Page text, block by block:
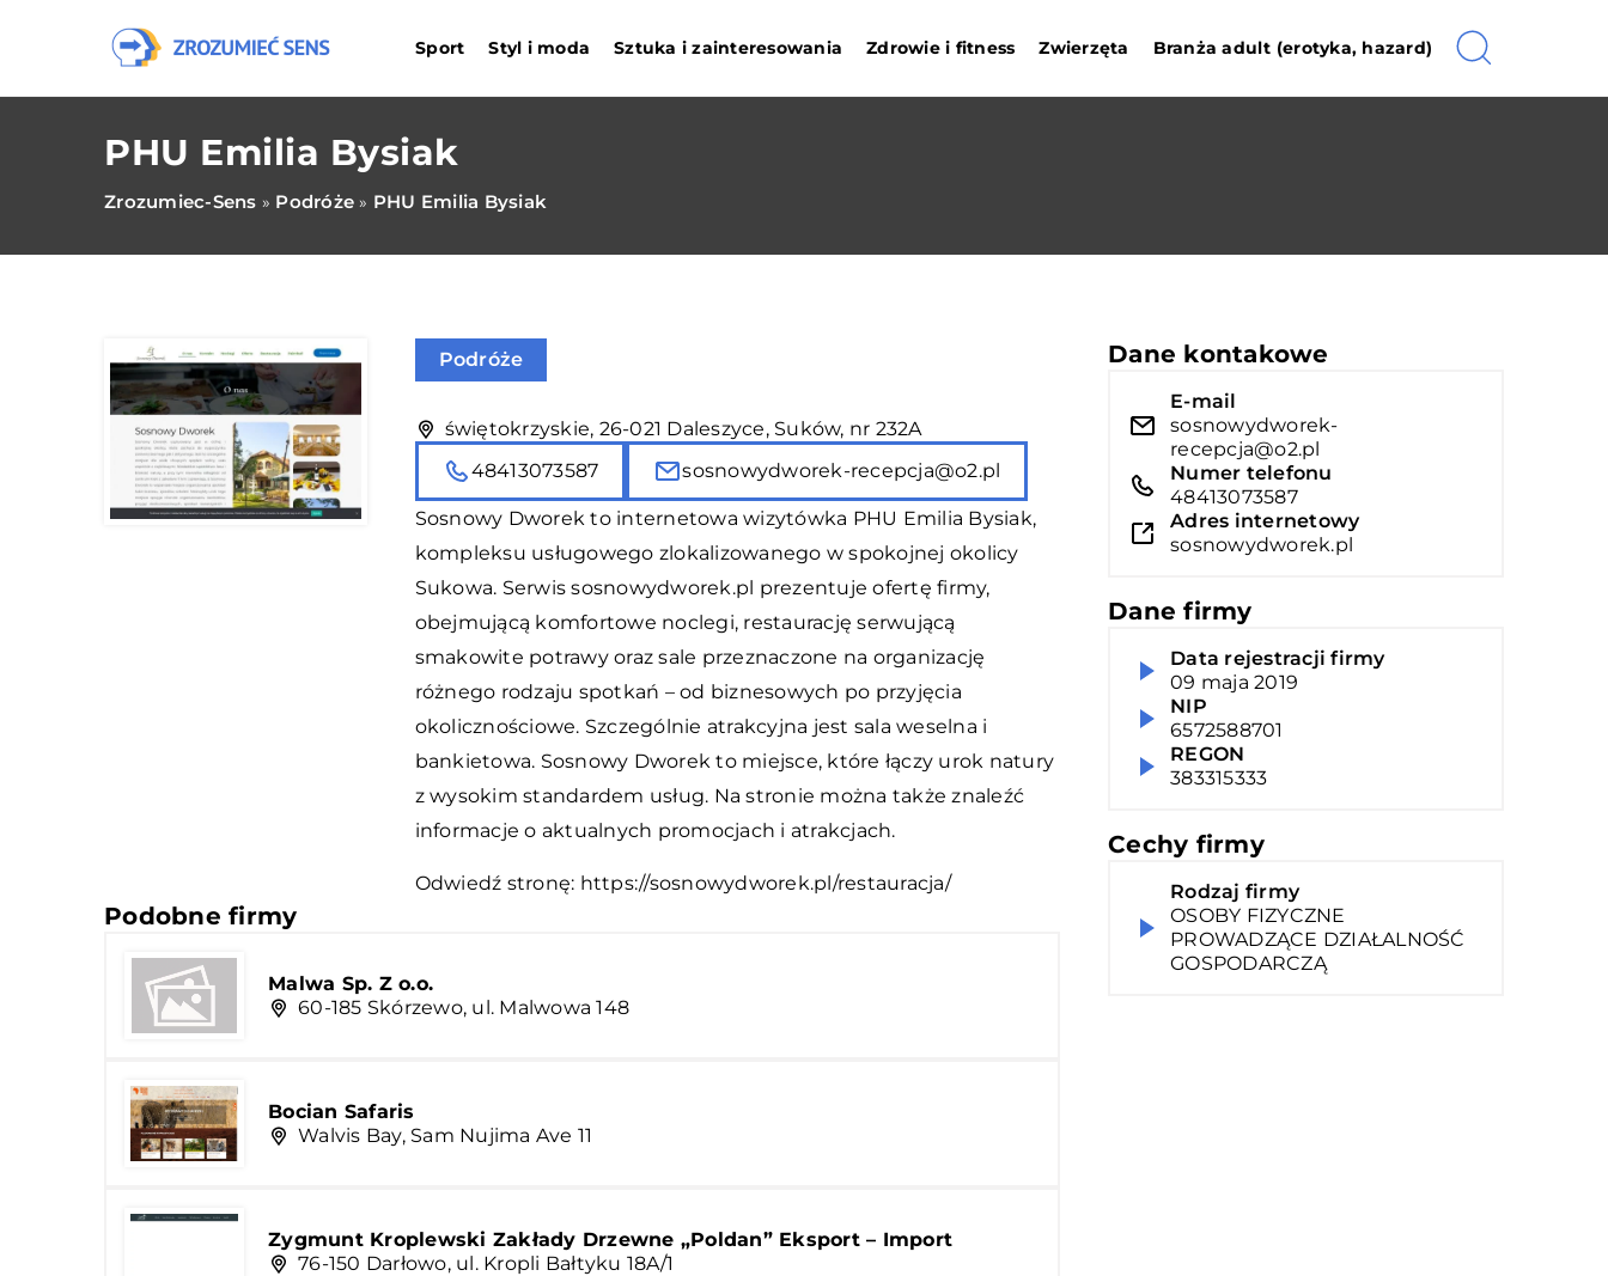
Sport Styl i moda Sztuka i zainteresowania Zdrowie i fitness Zwierzęta Branża adult (erotyka, hazard)
PHU Emilia Bysiak
Zrozumiec-Sens » Podróże » PHU Emilia Bysiak
Podróże
świętokrzyskie, 26-021 Daleszyce, Suków, nr 232A
48413073587
sosnowydworek-recepcja@o2.pl
Sosnowy Dworek to internetowa wizytówka PHU Emilia Bysiak,
kompleksu usługowego zlokalizowanego w spokojnej okolicy
Sukowa. Serwis sosnowydworek.pl prezentuje ofertę firmy,
obejmującą komfortowe noclegi, restaurację serwującą
smakowite potrawy oraz sale przeznaczone na organizację
różnego rodzaju spotkań – od biznesowych po przyjęcia
okolicznościowe. Szczególnie atrakcyjna jest sala weselna i
bankietowa. Sosnowy Dworek to miejsce, które łączy urok natury
z wysokim standardem usług. Na stronie można także znaleźć
informacje o aktualnych promocjach i atrakcjach.
Odwiedź stronę: https://sosnowydworek.pl/restauracja/
Podobne firmy
Malwa Sp. Z o.o.
60-185 Skórzewo, ul. Malwowa 148
Bocian Safaris
Walvis Bay, Sam Nujima Ave 11
Zygmunt Kroplewski Zakłady Drzewne „Poldan” Eksport – Import
76-150 Darłowo, ul. Kropli Bałtyku 18A/1
Dane kontakowe
E-mail
sosnowydworek-
recepcja@o2.pl
Numer telefonu
48413073587
Adres internetowy
sosnowydworek.pl
Dane firmy
Data rejestracji firmy
09 maja 2019
NIP
6572588701
REGON
383315333
Cechy firmy
Rodzaj firmy
OSOBY FIZYCZNE
PROWADZĄCE DZIAŁALNOŚĆ
GOSPODARCZĄ